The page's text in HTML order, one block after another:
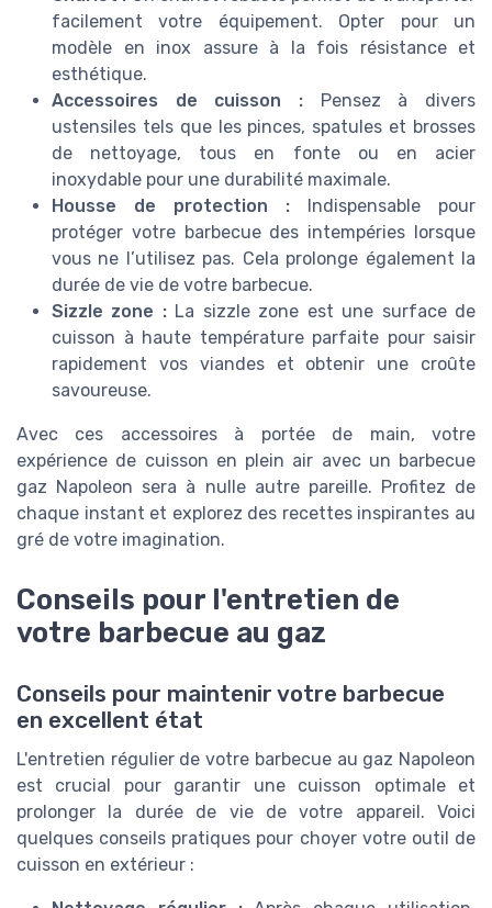
facilement votre équipement. Opter pour un
modèle en inox assure à la fois résistance et
esthétique.
Accessoires de cuisson : Pensez à divers
ustensiles tels que les pinces, spatules et brosses
de nettoyage, tous en fonte ou en acier
inoxydable pour une durabilité maximale.
Housse de protection : Indispensable pour
protéger votre barbecue des intempéries lorsque
vous ne l’utilisez pas. Cela prolonge également la
durée de vie de votre barbecue.
Sizzle zone :La sizzle zone est une surface de
cuisson à haute température parfaite pour saisir
rapidement vos viandes et obtenir une croûte
savoureuse.
Avec ces accessoires à portée de main, votre
expérience de cuisson en plein air avec un barbecue
gaz Napoleon sera à nulle autre pareille. Profitez de
chaque instant et explorez des recettes inspirantes au
gré de votre imagination.
Conseils pour l'entretien de
votre barbecue au gaz
Conseils pour maintenir votre barbecue
en excellent état
L'entretien régulier de votre barbecue au gaz Napoleon
est crucial pour garantir une cuisson optimale et
prolonger la durée de vie de votre appareil. Voici
quelques conseils pratiques pour choyer votre outil de
cuisson en extérieur :